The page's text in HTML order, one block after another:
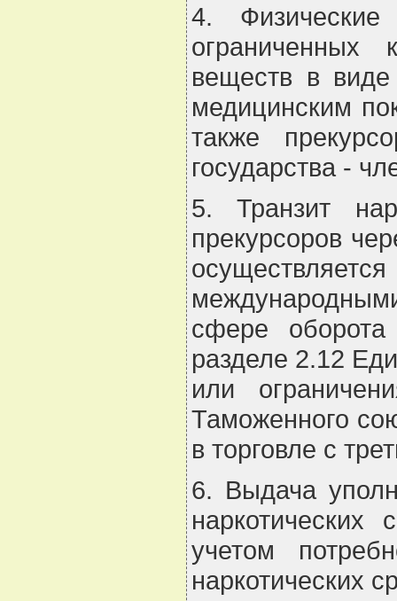
4.
ограниченных
веществ в
медицинским
также
государства -
5. Транзит
прекурсоров
сфере
разделе 2.12
или
Таможенного
в торговле с
6. Выдача
учетом
наркотических